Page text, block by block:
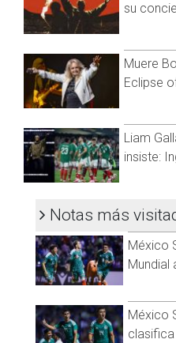
Visita y accede a todo
Facebook:
@cadena_noticias| TikTok:
https://t.me/
su
Muere
Eclipse
Liam
insiste:
Notas más
México
Mundial
México
clasifica